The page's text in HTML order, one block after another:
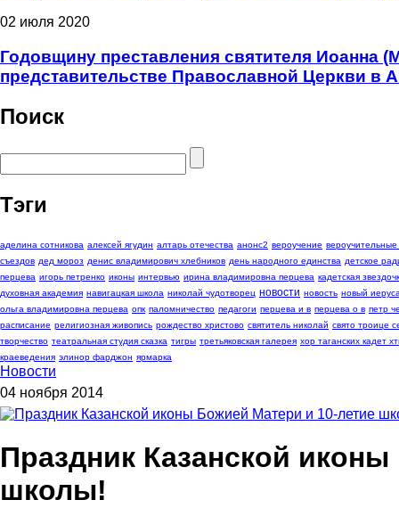
02 июля 2020
Годовщину преставления святителя Иоанна
представительстве Православной Церкви в
Поиск
Тэги
аделина сотникова алексей ягудин алтарь отечества анонс2 вероучение
съездов дед мороз денис владимирович хлебников день народного единства детское
перцева игорь петренко иконы интервью ирина владимировна перцева кадетская
духовная академия навигацкая школа николай чудотворец новости новость новый
ольга владимировна перцева опк паломничество педагоги перцева и в перцева о в петр
расписание религиозная живопись рождество христово святитель николай свято троице
творчество театральная студия сказка тигры третьяковская галерея хор таганских кадет
краеведения элинор фарджон ярмарка
Новости
04 ноября 2014
Праздник Казанской
школы!